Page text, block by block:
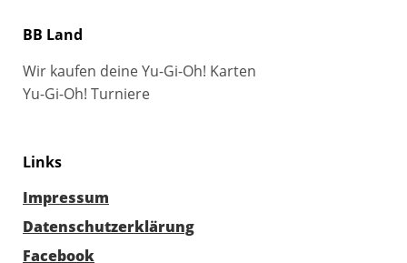
BB Land
Wir kaufen deine Yu-Gi-Oh! Karten
Yu-Gi-Oh! Turniere
Links
Impressum
Datenschutzerklärung
Facebook